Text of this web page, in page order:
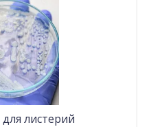
листерий